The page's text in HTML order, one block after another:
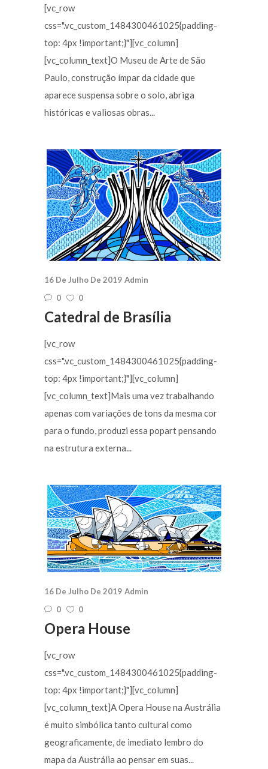
[vc_row
css=".vc_custom_1484300461025{padding-
top: 4px !important;}"][vc_column]
[vc_column_text]O Museu de Arte de São
Paulo, construção ímpar da cidade que
aparece suspensa sobre o solo, abriga
históricas e valiosas obras...
16 De Julho De 2019 Admin
0
0
Catedral de Brasília
[vc_row
css=".vc_custom_1484300461025{padding-
top: 4px !important;}"][vc_column]
[vc_column_text]Mais uma vez trabalhando
apenas com variações de tons da mesma cor
para o fundo, produzi essa popart pensando
na estrutura externa...
16 De Julho De 2019 Admin
0
0
Opera House
[vc_row
css=".vc_custom_1484300461025{padding-
top: 4px !important;}"][vc_column]
[vc_column_text]A Opera House na Austrália
é muito simbólica tanto cultural como
geograficamente, de imediato lembro do
mapa da Austrália ao pensar em suas...